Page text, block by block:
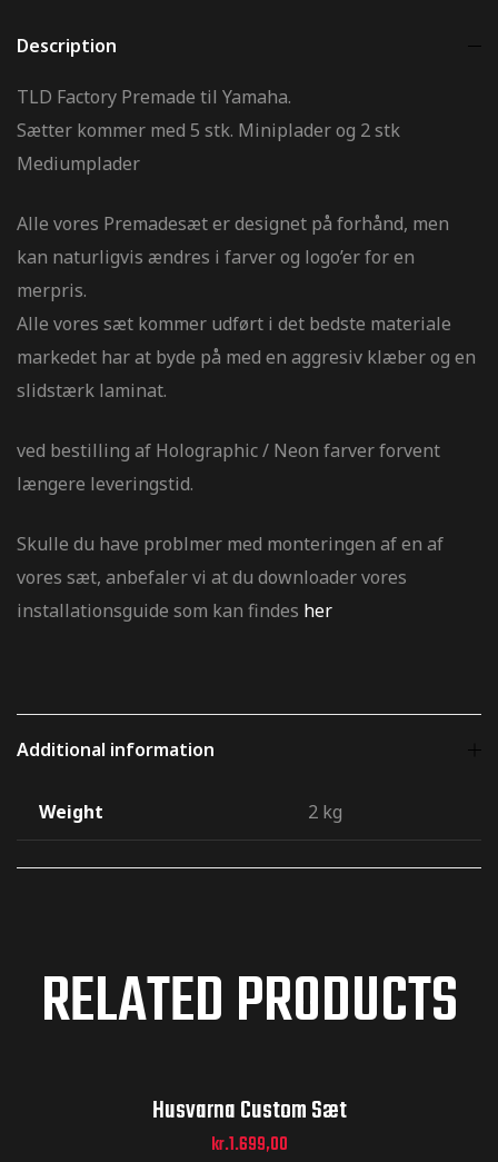
Description
TLD Factory Premade til Yamaha.
Sætter kommer med 5 stk. Miniplader og 2 stk
Mediumplader
Alle vores Premadesæt er designet på forhånd, men
kan naturligvis ændres i farver og logo’er for en
merpris.
Alle vores sæt kommer udført i det bedste materiale
markedet har at byde på med en aggresiv klæber og en
slidstærk laminat.
ved bestilling af Holographic / Neon farver forvent
længere leveringstid.
Skulle du have problmer med monteringen af en af
vores sæt, anbefaler vi at du downloader vores
installationsguide som kan findes her
Additional information
Weight 2 kg
RELATED PRODUCTS
Husvarna Custom Sæt
kr.1.699,00